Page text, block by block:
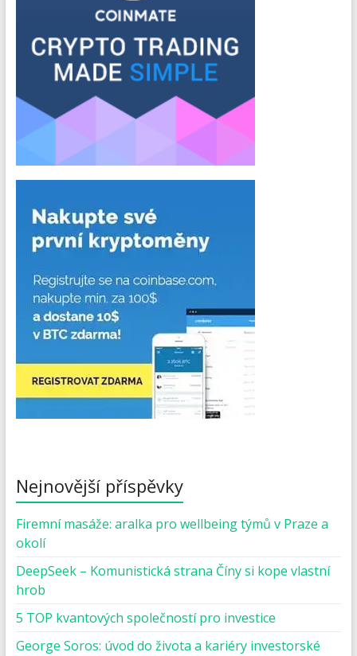
Nejnovější příspěvky
Firemní masáže: aralka pro wellbeing týmů v Praze a
okolí
DeepSeek – Komunistická strana Číny si kope vlastní
hrob
5 TOP kvantových společností pro investice
George Soros: úvod do života a kariéry investorské